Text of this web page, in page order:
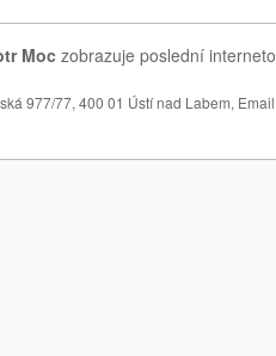
Moc zobrazuje poslední
977/77, 400 01 Ústí nad Labem,